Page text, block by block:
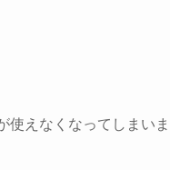
使えなくなってしまいま